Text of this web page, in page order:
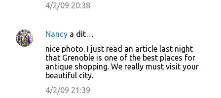
r
4/2/09 20:38
Nancy a dit…
nice photo. I just read an article last night
that Grenoble is one of the best places for
antique shopping. We really must visit your
beautiful city.
4/2/09 21:39